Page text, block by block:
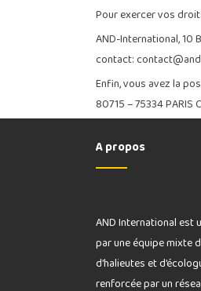
Pour exercer vos
AND-International, 10
contact:
Enfin, vous avez la
80715 – 75334 PARIS
A propos
AND International est
par une équipe mixte
d’halieutes et
renforcée par un